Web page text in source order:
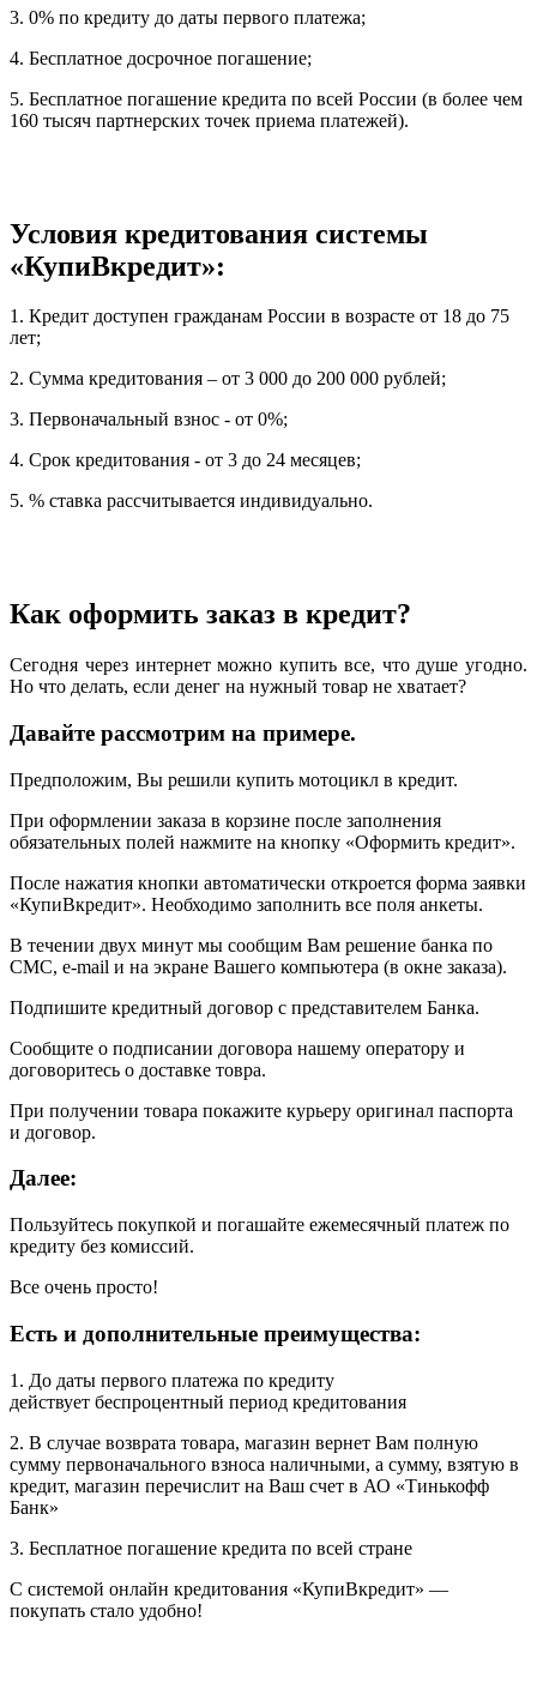
3. 0% по кредиту до даты первого платежа;
4. Бесплатное досрочное погашение;
5. Бесплатное погашение кредита по всей России (в более чем
160 тысяч партнерских точек приема платежей).
Условия кредитования системы
«КупиВкредит»:
1. Кредит доступен гражданам России в возрасте от 18 до 75
лет;
2. Сумма кредитования – от 3 000 до 200 000 рублей;
3. Первоначальный взнос - от 0%;
4. Срок кредитования - от 3 до 24 месяцев;
5. % ставка рассчитывается индивидуально.
Как оформить заказ в кредит?
Сегодня через интернет можно купить все, что душе угодно.
Но что делать, если денег на нужный товар не хватает?
Давайте рассмотрим на примере.
Предположим, Вы решили купить мотоцикл в кредит.
При оформлении заказа в корзине после заполнения
обязательных полей нажмите на кнопку «Оформить кредит».
После нажатия кнопки автоматически откроется форма заявки
«КупиВкредит». Необходимо заполнить все поля анкеты.
В течении двух минут мы сообщим Вам решение банка по
СМС, e-mail и на экране Вашего компьютера (в окне заказа).
Подпишите кредитный договор с представителем Банка.
Сообщите о подписании договора нашему оператору и
договоритесь о доставке товра.
При получении товара покажите курьеру оригинал паспорта
и договор.
Далее:
Пользуйтесь покупкой и погашайте ежемесячный платеж по
кредиту без комиссий.
Все очень просто!
Есть и дополнительные преимущества:
1. До даты первого платежа по кредиту
действует беспроцентный период кредитования
2. В случае возврата товара, магазин вернет Вам полную
сумму первоначального взноса наличными, а сумму, взятую в
кредит, магазин перечислит на Ваш счет в АО «Тинькофф
Банк»
3. Бесплатное погашение кредита по всей стране
С системой онлайн кредитования «КупиВкредит» —
покупать стало удобно!